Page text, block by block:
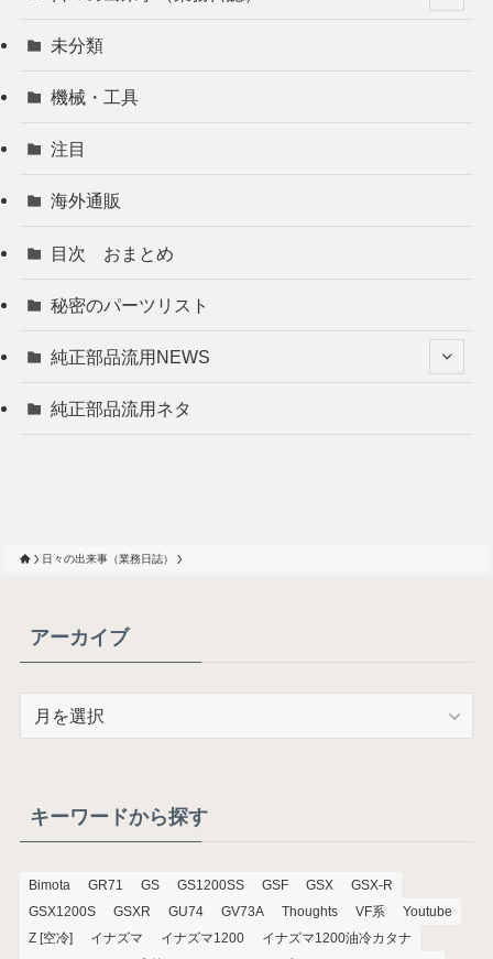
未分類
機械・工具
注目
海外通販
目次 おまとめ
秘密のパーツリスト
純正部品流用NEWS
純正部品流用ネタ
日々の出来事（業務日誌）
アーカイブ
ブキーワードから探す
Bimota GR71 GS GS1200SS GSF GSX
GSX-R
GSX1200S
GSXR GU74 GV73A Thoughts VF系
Youtube
Z [空冷]
イナズマ イナズマ1200
イナズマ1200油冷カタナ